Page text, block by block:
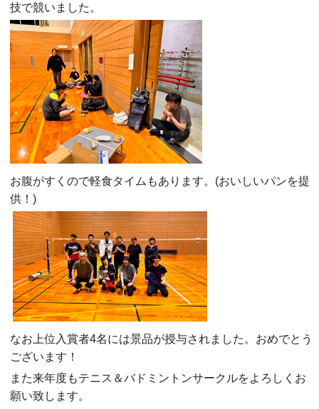
技で競いました。
お腹がすくので軽食タイムもあります。(おいしいパンを提
供！)
なお上位入賞者4名には景品が授与されました。おめでとう
ございます！
また来年度もテニス＆バドミントンサークルをよろしくお
願い致します。